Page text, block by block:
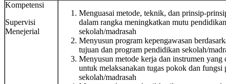
Kompetensi
Supervisi
Menejerial
Menguasai metode, teknik, dan prinsip-
dalam rangka meningkatkan mutu
sekolah/madrasah
Menyusun program kepengawasan
tujuan dan program pendidikan sekolah/
Menyusun metode kerja dan instrumen yang
untuk melaksanakan tugas pokok dan fungsi
sekolah/madrasah